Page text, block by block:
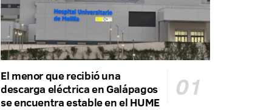
El menor que recibió una
descarga eléctrica en Galápagos
se encuentra estable en el HUME